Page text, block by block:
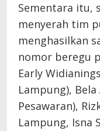
Sementara itu,
menyerah tim
menghasilkan
nomor beregu
Early
Lampung), Bela
Pesawaran),
Lampung, Isna